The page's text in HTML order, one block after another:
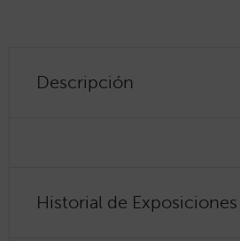
Descripción
Historial de Exposiciones